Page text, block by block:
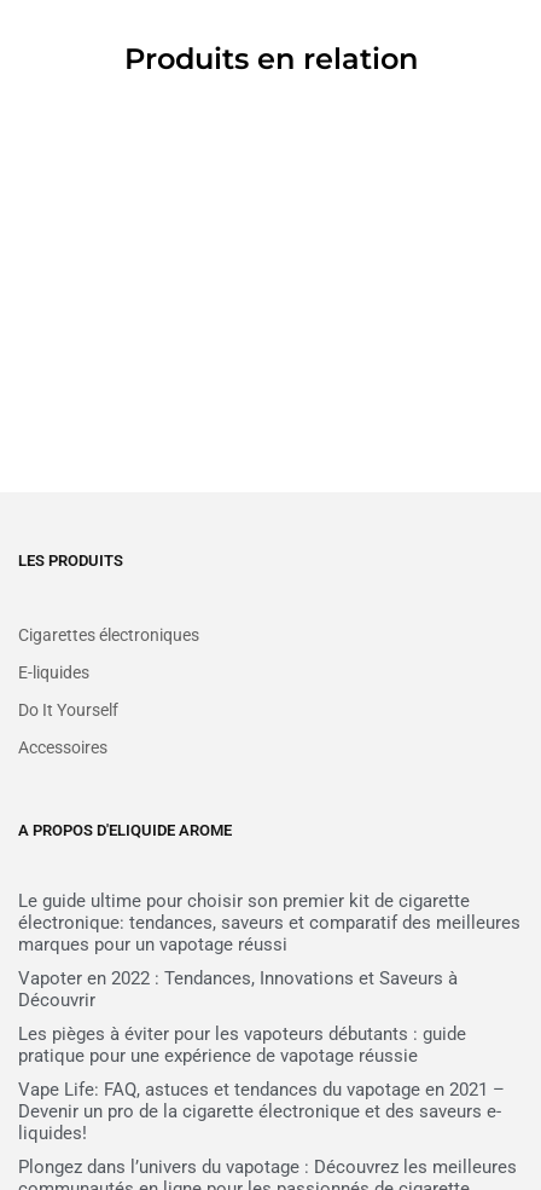
Produits en relation
LES PRODUITS
Cigarettes électroniques
E-liquides
Do It Yourself
Accessoires
A PROPOS D'ELIQUIDE AROME
Le guide ultime pour choisir son premier kit de cigarette
électronique: tendances, saveurs et comparatif des meilleures
marques pour un vapotage réussi
Vapoter en 2022 : Tendances, Innovations et Saveurs à
Découvrir
Les pièges à éviter pour les vapoteurs débutants : guide
pratique pour une expérience de vapotage réussie
Vape Life: FAQ, astuces et tendances du vapotage en 2021 –
Devenir un pro de la cigarette électronique et des saveurs e-
liquides!
Plongez dans l’univers du vapotage : Découvrez les meilleures